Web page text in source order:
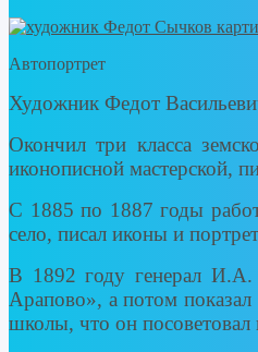
Автопортрет
Художник Федот
Окончил три класса
иконописной мастерской,
С 1885 по 1887 годы
село, писал иконы и
В 1892 году генерал И.А.
Арапово», а потом
школы, что он посоветовал